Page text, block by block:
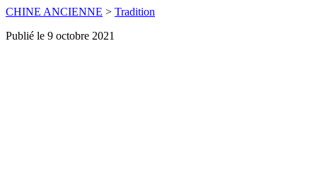
CHINE ANCIENNE > Tradition
Publié le 9 octobre 2021